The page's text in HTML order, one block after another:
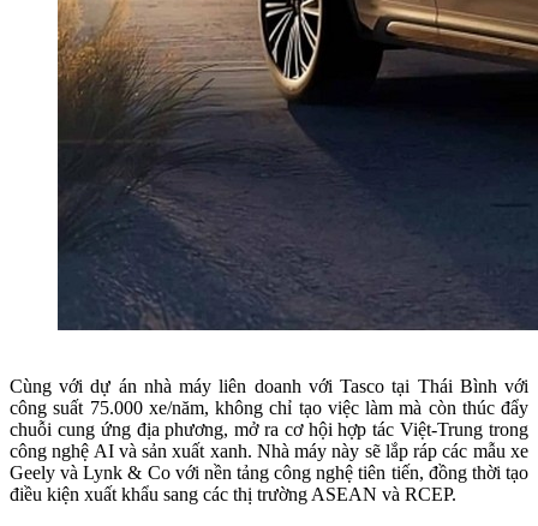
Cùng với dự án nhà máy liên doanh với Tasco tại Thái Bình với
công suất 75.000 xe/năm, không chỉ tạo việc làm mà còn thúc đẩy
chuỗi cung ứng địa phương, mở ra cơ hội hợp tác Việt-Trung trong
công nghệ AI và sản xuất xanh. Nhà máy này sẽ lắp ráp các mẫu xe
Geely và Lynk & Co với nền tảng công nghệ tiên tiến, đồng thời tạo
điều kiện xuất khẩu sang các thị trường ASEAN và RCEP.